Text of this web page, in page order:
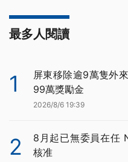
最多人閱讀
1
屏東移除逾9萬隻外
99萬獎勵金
2026/8/6 19:39
2
8月起已無委員在任
核准